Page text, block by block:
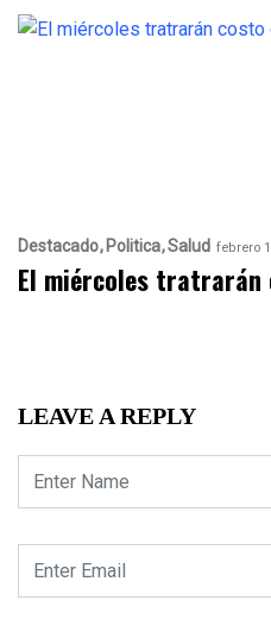
Destacado Politica Salud febrero
El miércoles tratrarán
LEAVE A REPLY